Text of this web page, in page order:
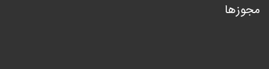
مجوزها